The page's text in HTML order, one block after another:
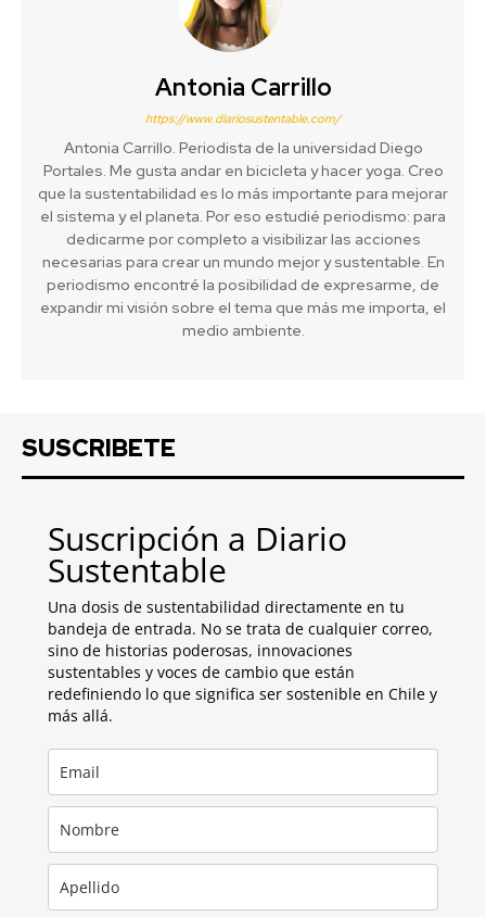
Antonia Carrillo
https://www.diariosustentable.com/
Antonia Carrillo. Periodista de la universidad Diego
Portales. Me gusta andar en bicicleta y hacer yoga. Creo
que la sustentabilidad es lo más importante para mejorar
el sistema y el planeta. Por eso estudié periodismo: para
dedicarme por completo a visibilizar las acciones
necesarias para crear un mundo mejor y sustentable. En
periodismo encontré la posibilidad de expresarme, de
expandir mi visión sobre el tema que más me importa, el
medio ambiente.
SUSCRIBETE
Suscripción a Diario
Sustentable
Una dosis de sustentabilidad directamente en tu
bandeja de entrada. No se trata de cualquier correo,
sino de historias poderosas, innovaciones
sustentables y voces de cambio que están
redefiniendo lo que significa ser sostenible en Chile y
más allá.